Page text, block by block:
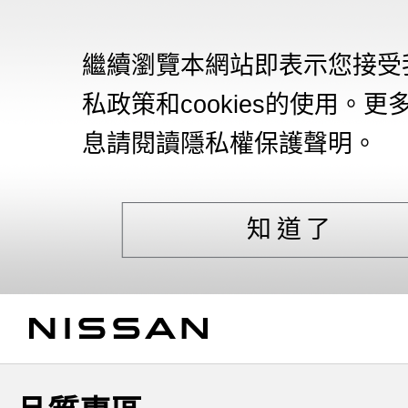
繼續瀏覽本網站即表示您接
私政策和cookies的使用。更
息請閱讀隱私權保護聲明。
知道了